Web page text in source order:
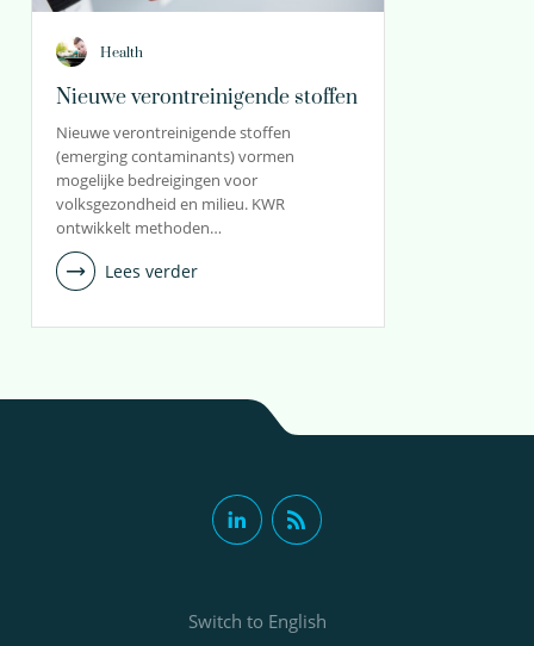
Health
Nieuwe verontreinigende stoffen
Nieuwe verontreinigende stoffen
(emerging contaminants) vormen
mogelijke bedreigingen voor
volksgezondheid en milieu. KWR
ontwikkelt methoden…
Lees verder
Switch to English